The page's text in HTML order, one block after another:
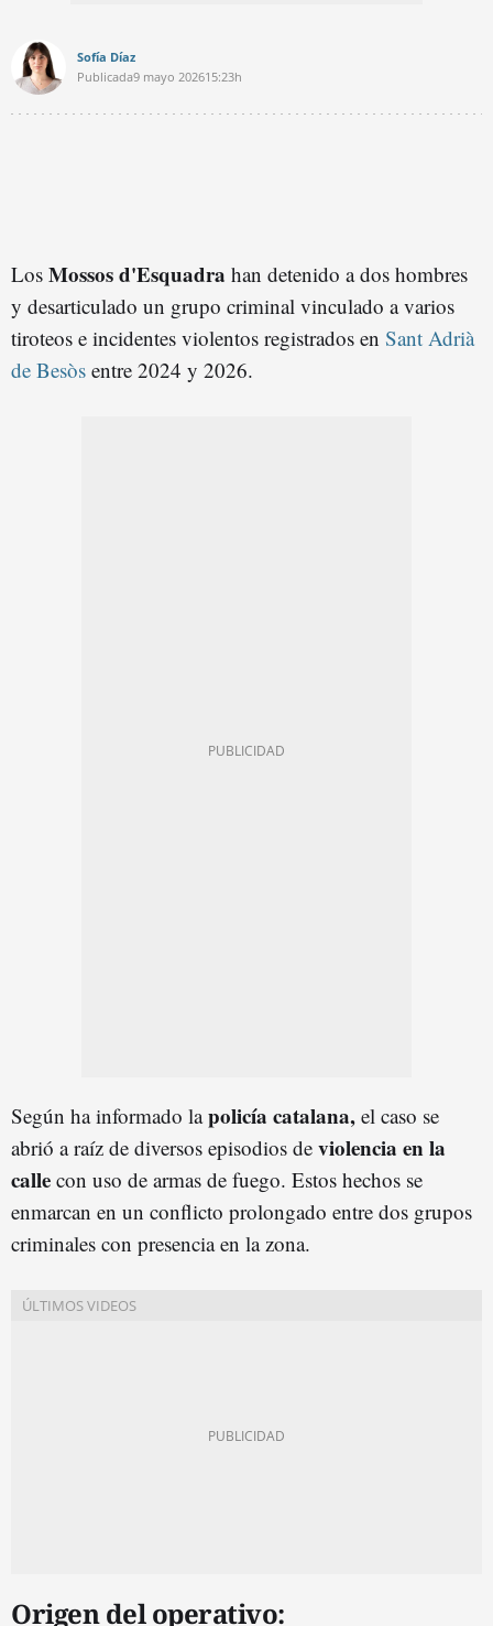
Sofía Díaz
Publicada9 mayo 202615:23h
Los Mossos d'Esquadra han detenido a dos hombres
y desarticulado un grupo criminal vinculado a varios
tiroteos e incidentes violentos registrados en Sant Adrià
de Besòs entre 2024 y 2026.
Según ha informado lapolicía catalana, el caso se
abrió a raíz de diversos episodios de violencia en la
calle con uso de armas de fuego. Estos hechos se
enmarcan en un conflicto prolongado entre dos grupos
criminales con presencia en la zona.
Origen del operativo: